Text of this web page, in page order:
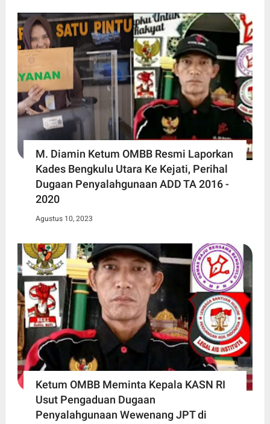
M. Diamin Ketum OMBB Resmi Laporkan
Kades Bengkulu Utara Ke Kejati, Perihal
Dugaan Penyalahgunaan ADD TA 2016 -
2020
Agustus 10, 2023
Ketum OMBB Meminta Kepala KASN RI
Usut Pengaduan Dugaan
Penyalahgunaan Wewenang JPT di